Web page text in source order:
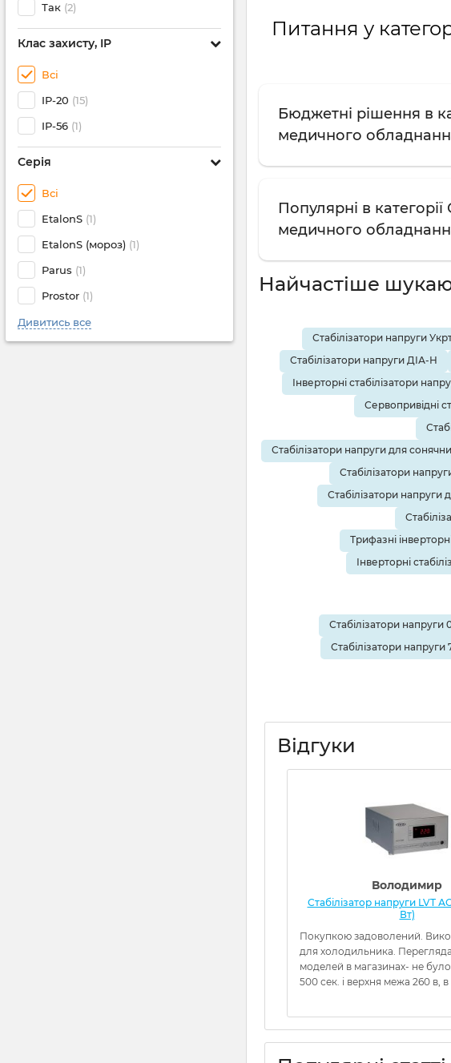
Так (2)
Клас захисту, IP
Всі
IP-20 (15)
IP-56 (1)
Серія
Всі
EtalonS (1)
EtalonS (мороз) (1)
Parus (1)
Prostor (1)
Дивитись все
Питання у
Бюджетні рішення в
медичного
Популярні в
медичного
Найчастіше
Стабілізатори напруги
Стабілізатори напруги ДІА-Н
Інверторні стабілізатори
Сервопривідні
Стабілізатори напруги для
Стабілізатори
Стабілізатори напруги
Трифазні
Інверторні
Стабілізатори напруги
Стабілізатори напруги
Відгуки
Володимир
Стабілізатор напруги LVT
Вт)
Покупкою задоволений.
для холодильника.
моделей в магазинах- не
500 сек. і верхня межа 260 в, в